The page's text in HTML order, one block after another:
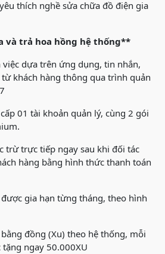
thích nghề sửa chữa đồ điện gia
và trả hoa hồng hệ thống**
dựa trên ứng dụng, tin nhắn,
khách hàng thông qua trình quản
01 tài khoản quản lý, cùng 2 gói
trừ trực tiếp ngay sau khi đối tác
hàng bằng hình thức thanh toán
gia hạn từng tháng, theo hình
đồng (Xu) theo hệ thống, mỗi
ngay 50.000XU